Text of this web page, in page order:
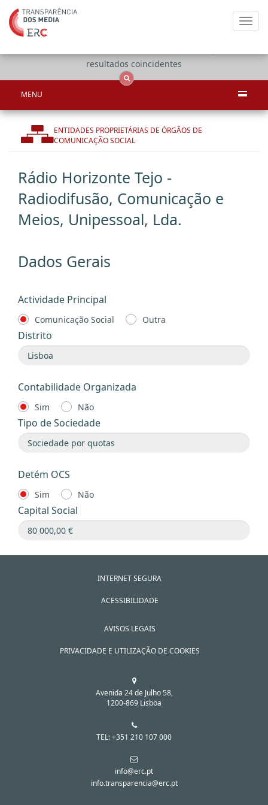
resultados coincidentes
MENU
ENTIDADES PROPRIETÁRIAS DE ÓRGÃOS DE
COMUNICAÇÃO SOCIAL
Rádio Horizonte Tejo -
Radiodifusão, Comunicação e
Meios, Unipessoal, Lda.
Dados Gerais
Actividade Principal
Comunicação Social Outra
Distrito
Contabilidade Organizada
Sim Não
Tipo de Sociedade
Detém OCS
Sim Não
Capital Social
INTERNET SEGURA
ACESSIBILIDADE
AVISOS LEGAIS
PRIVACIDADE E UTILIZAÇÃO DE COOKIES
Avenida 24 de Julho 58,
1200-869 Lisboa
TEL: +351 210 107 000
info@erc.pt
info.transparencia@erc.pt